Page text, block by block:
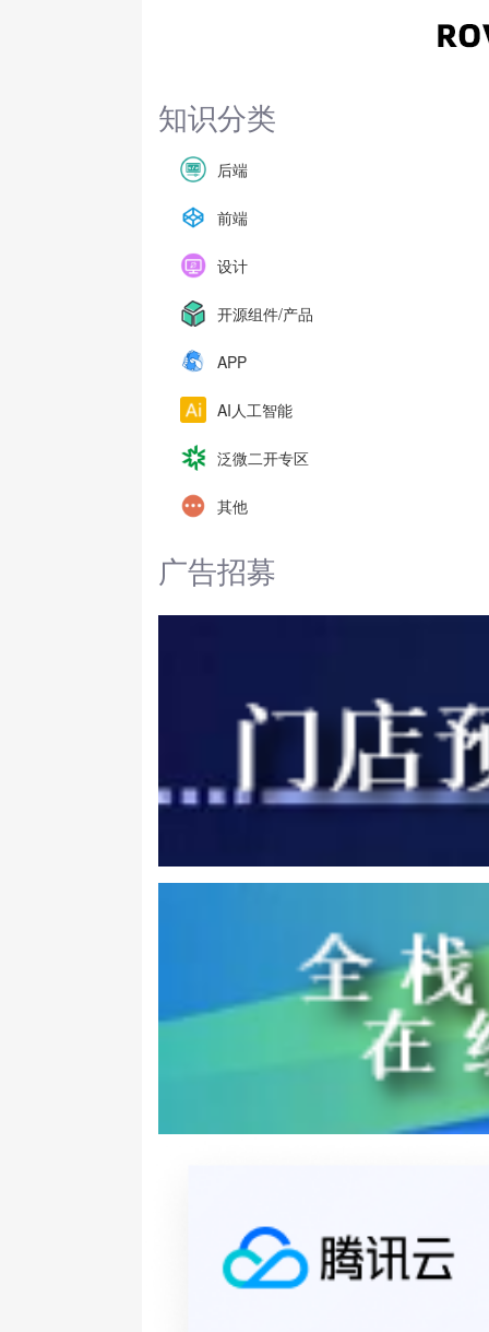
知识分类
后端
前端
设计
开源组件/产品
APP
AI人工智能
泛微二开专区
其他
广告招募